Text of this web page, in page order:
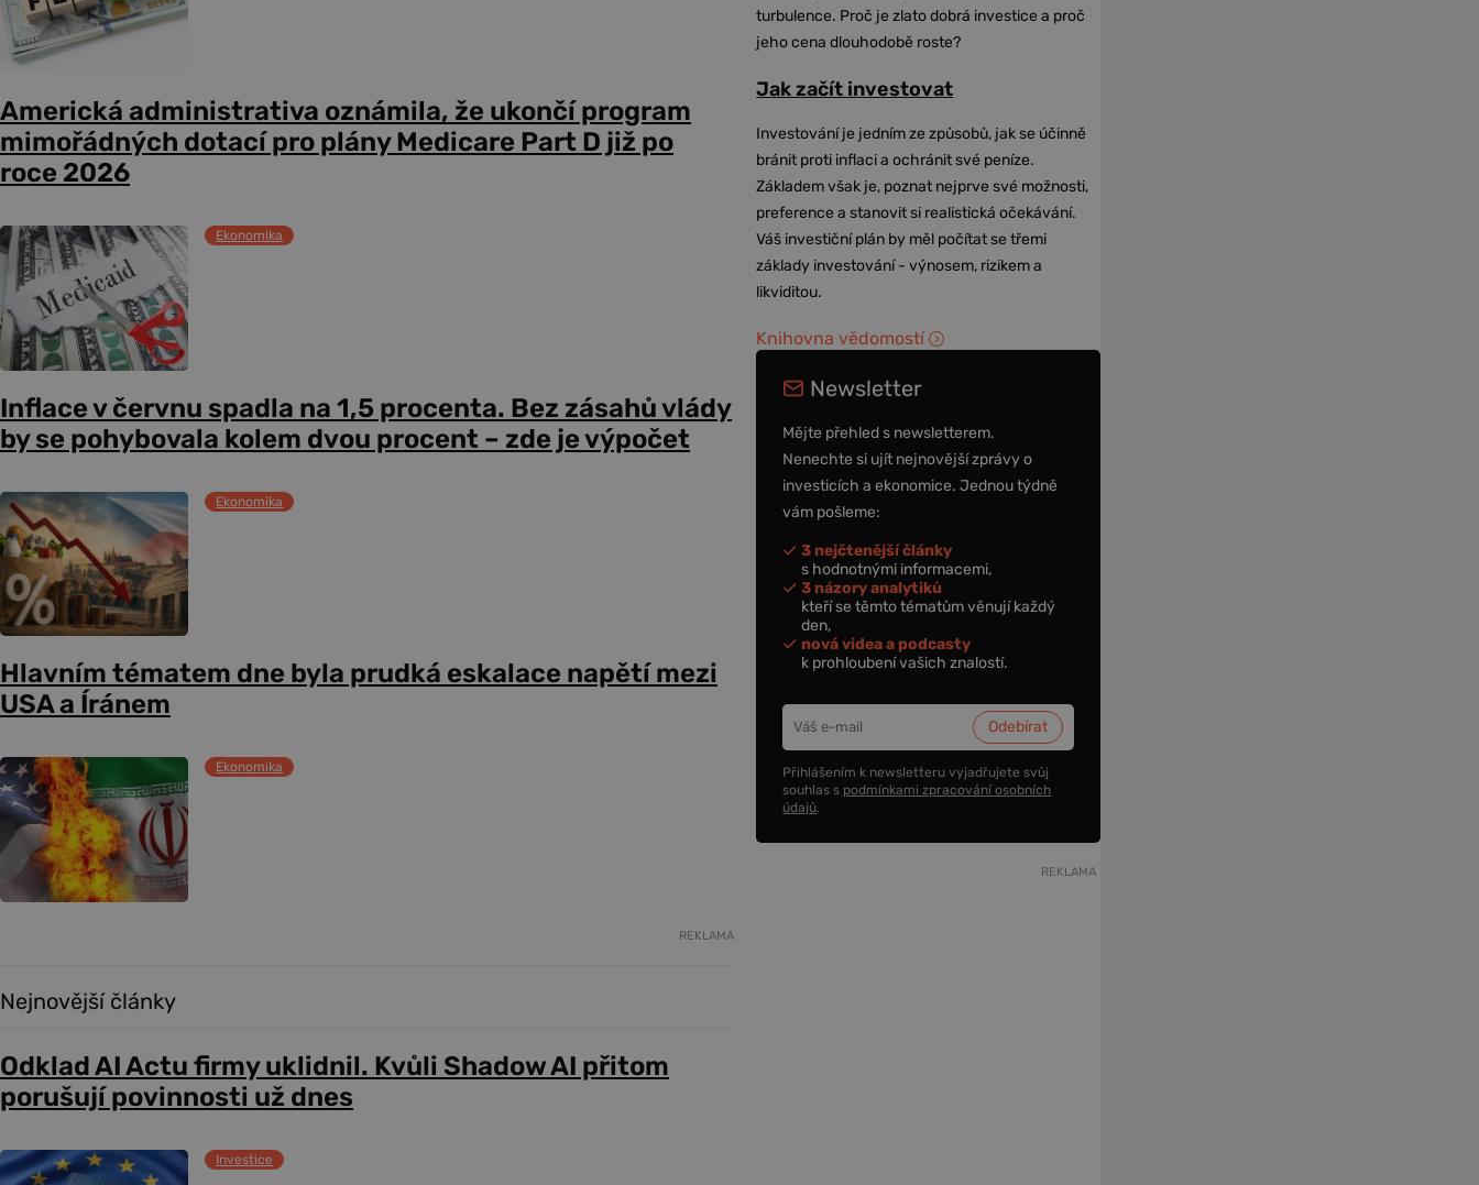
Americká administrativa oznámila, že ukončí program
mimořádných dotací pro plány Medicare Part D již po
roce 2026
Ekonomika
Inflace v červnu spadla na 1,5 procenta. Bez zásahů vlády
by se pohybovala kolem dvou procent – zde je výpočet
Ekonomika
Hlavním tématem dne byla prudká eskalace napětí mezi
USA a Íránem
Ekonomika
REKLAMA
Nejnovější články
Odklad AI Actu firmy uklidnil. Kvůli Shadow AI přitom
porušují povinnosti už dnes
Investice
turbulence. Proč je zlato dobrá investice a proč
jeho cena dlouhodobě roste?
Jak začít investovat
Investování je jedním ze způsobů, jak se účinně
bránit proti inflaci a ochránit své peníze.
Základem však je, poznat nejprve své možnosti,
preference a stanovit si realistická očekávání.
Váš investiční plán by měl počítat se třemi
základy investování - výnosem, rizikem a
likviditou.
Knihovna vědomostí
Newsletter
Mějte přehled s newsletterem.
Nenechte si ujít nejnovější zprávy o
investicích a ekonomice. Jednou týdně
vám pošleme:
3 nejčtenější články
s hodnotnými informacemi,
3 názory analytiků
kteří se těmto tématům věnují každý
den,
nová videa a podcasty
k prohloubení vašich znalostí.
Přihlášením k newsletteru vyjadřujete svůj
souhlas s podmínkami zpracování osobních
údajů.
REKLAMA